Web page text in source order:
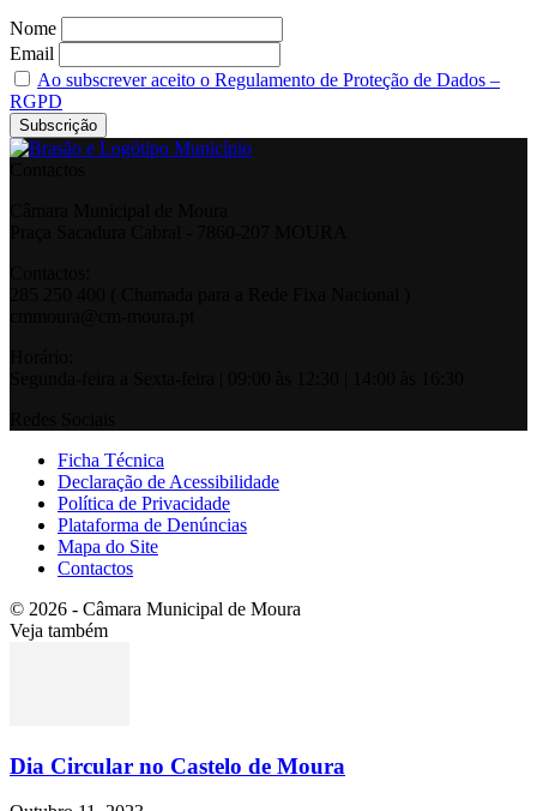
Nome
Email
Ao subscrever aceito o Regulamento de Proteção de Dados –
RGPD
Ficha Técnica
Declaração de Acessibilidade
Política de Privacidade
Plataforma de Denúncias
Mapa do Site
Contactos
© 2026 - Câmara Municipal de Moura
Veja também
Dia Circular no Castelo de Moura